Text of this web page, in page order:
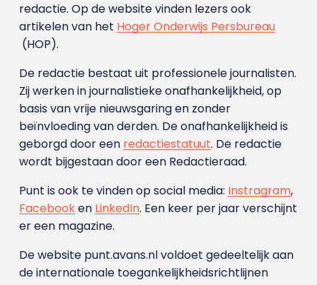
redactie. Op de website vinden lezers ook
artikelen van het Hoger Onderwijs Persbureau
(HOP).
De redactie bestaat uit professionele journalisten.
Zij werken in journalistieke onafhankelijkheid, op
basis van vrije nieuwsgaring en zonder
beïnvloeding van derden. De onafhankelijkheid is
geborgd door een redactiestatuut. De redactie
wordt bijgestaan door een Redactieraad.
Punt is ook te vinden op social media: Instragram,
Facebooken LinkedIn. Een keer per jaar verschijnt
er een magazine.
De website punt.avans.nl voldoet gedeeltelijk aan
de internationale toegankelijkheidsrichtlijnen